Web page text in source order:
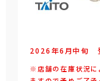
2026年6 月中旬
※店舗の在庫状況に